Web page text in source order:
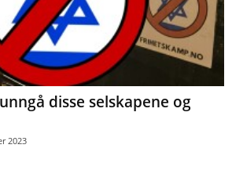
disse selskapene og
2023